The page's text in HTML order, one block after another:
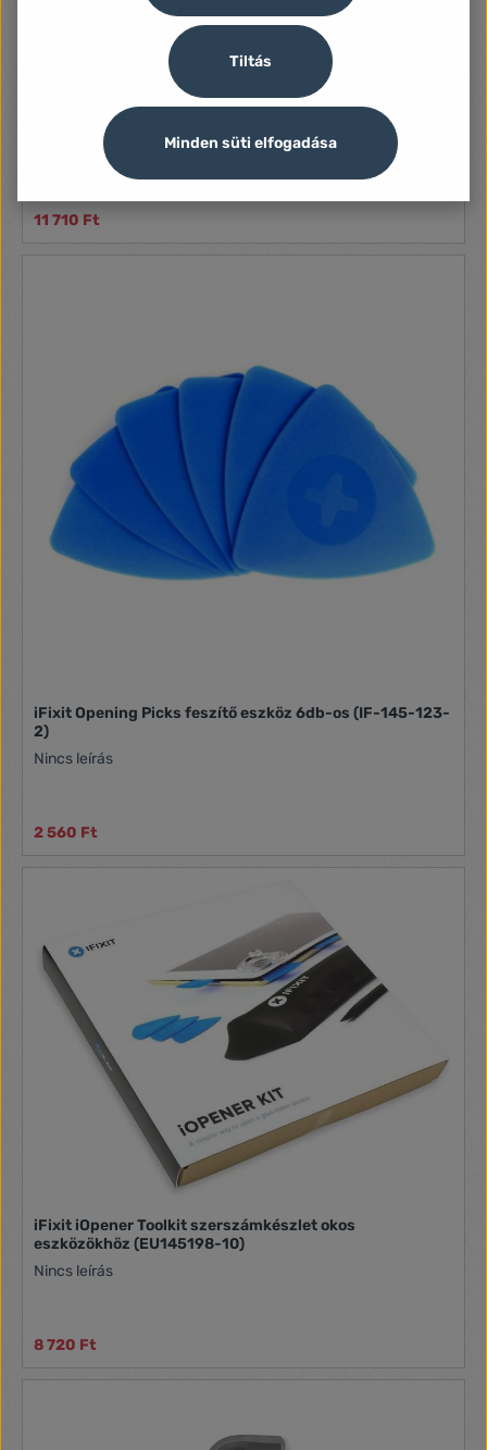
Sprotek javítókészlet elektronikus eszközökhöz, 54db-
od (STE-3035)
Tulajdonságok: 54 darab különböző bitfej Mágneses
aluminium fogantyú gumibevonattal Flexibilis tengely toldó
11 710 Ft
iFixit Opening Picks feszítő eszköz 6db-os (IF-145-123-
2)
Nincs leírás
2 560 Ft
iFixit iOpener Toolkit szerszámkészlet okos
eszközökhöz (EU145198-10)
Nincs leírás
8 720 Ft
Tiltás
Minden süti elfogadása